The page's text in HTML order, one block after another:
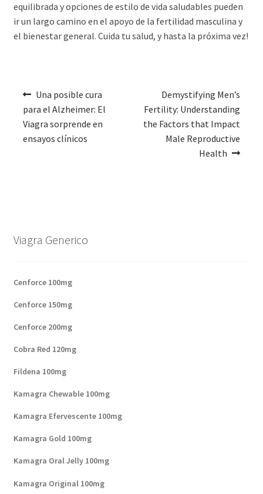
equilibrada y opciones de estilo de vida saludables pueden
ir un largo camino en el apoyo de la fertilidad masculina y
el bienestar general. Cuida tu salud, y hasta la próxima vez!
Una posible cura
para el Alzheimer: El
Viagra sorprende en
ensayos clínicos
Demystifying Men’s
Fertility: Understanding
the Factors that Impact
Male Reproductive
Health
Viagra Generico
Cenforce 100mg
Cenforce 150mg
Cenforce 200mg
Cobra Red 120mg
Fildena 100mg
Kamagra Chewable 100mg
Kamagra Efervescente 100mg
Kamagra Gold 100mg
Kamagra Oral Jelly 100mg
Kamagra Original 100mg